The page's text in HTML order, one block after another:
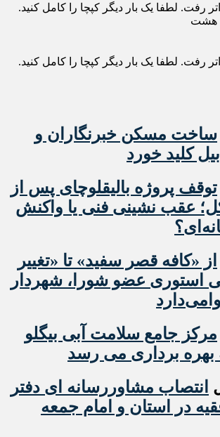
رفت. لطفا یک بار دیگر کپچا را کامل کنید.
هشت
رفت. لطفا یک بار دیگر کپچا را کامل کنید.
ساخت مسکن خبرنگاران و
کلید خورد
توقف پروژه بالیقلوچای پس از
عقب نشینی فنی یا واکنش
از «کافه قصر سفید» تا «تغییر
استوری عضو شورا، شهردار
مرکز جامع سلامت آبی بیگلو
بهره برداری می رسد
انتصاب مشاوررسانه ای دفتر
در استان و امام جمعه